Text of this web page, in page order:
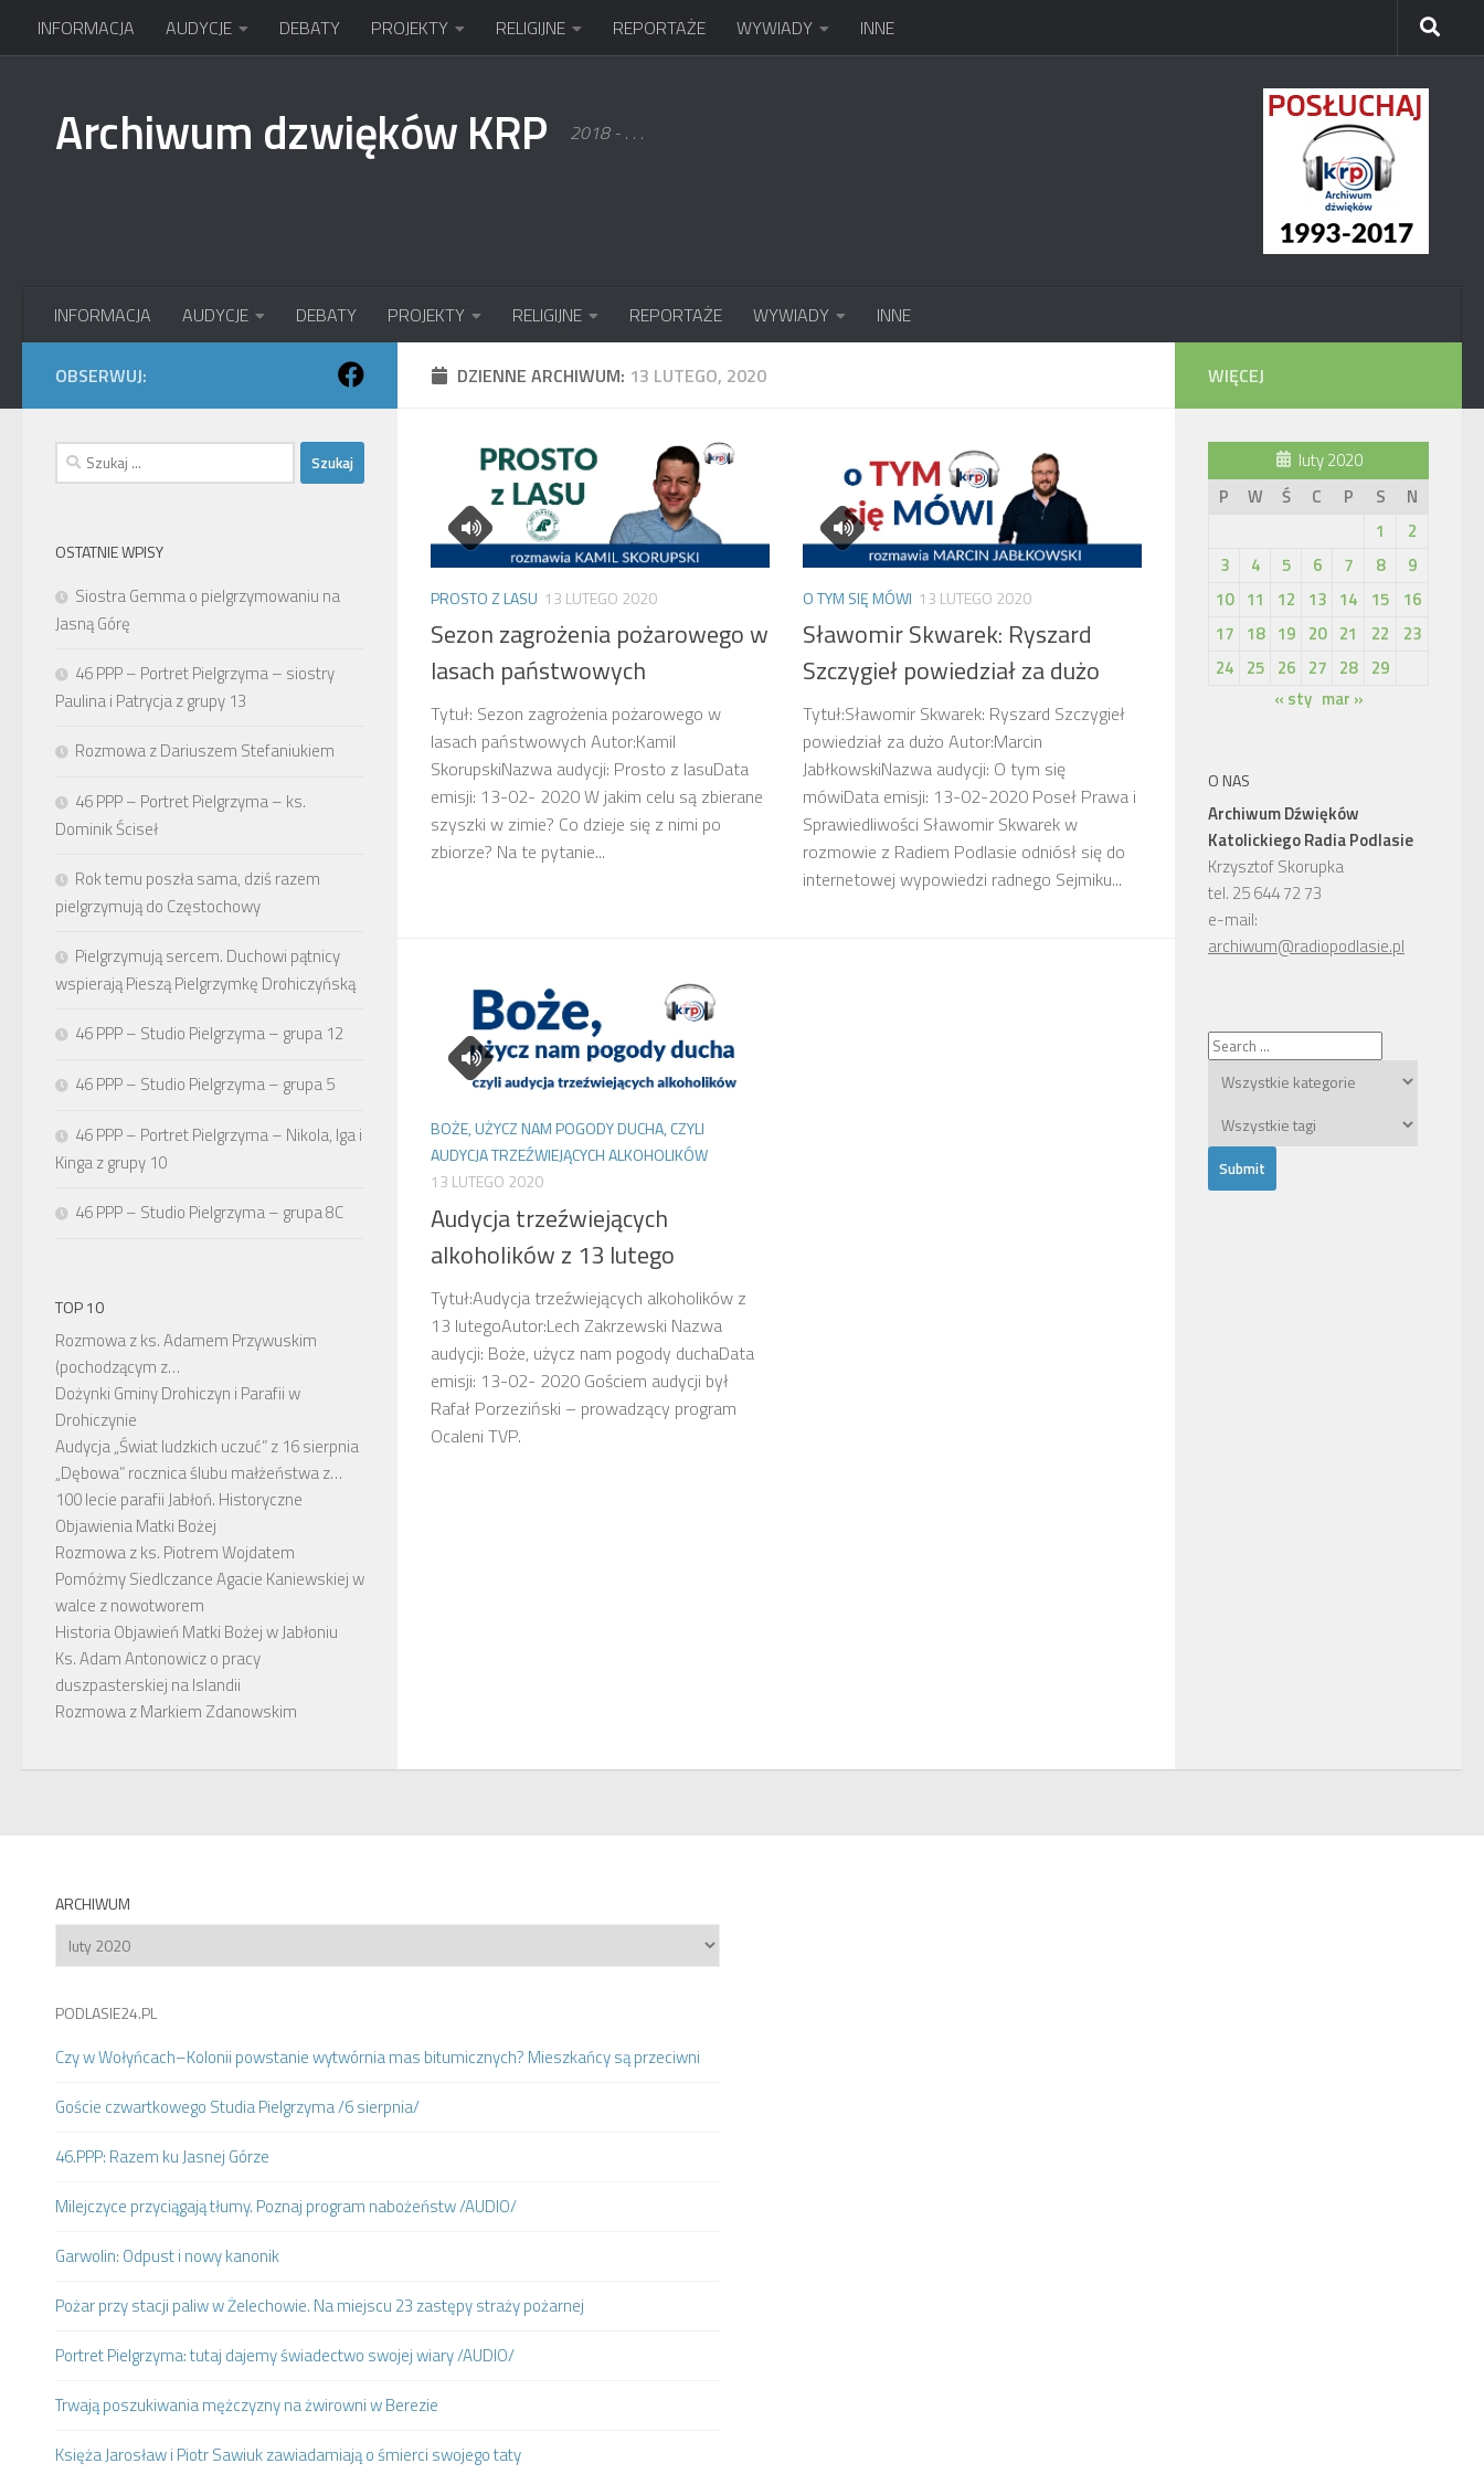
Przejdź do treści
INFORMACJA AUDYCJE DEBATY PROJEKTY RELIGIJNE REPORTAŻE WYWIADY INNE
Archiwum dzwięków KRP 2018 - . . .
INFORMACJA AUDYCJE DEBATY PROJEKTY RELIGIJNE REPORTAŻE WYWIADY INNE
DZIENNE ARCHIWUM: 13 LUTEGO, 2020
PROSTO Z LASU 13 LUTEGO 2020
Sezon zagrożenia pożarowego w
lasach państwowych
Tytuł: Sezon zagrożenia pożarowego w
lasach państwowych Autor:Kamil
SkorupskiNazwa audycji: Prosto z lasuData
emisji: 13-02- 2020 W jakim celu są zbierane
szyszki w zimie? Co dzieje się z nimi po
zbiorze? Na te pytanie...
O TYM SIĘ MÓWI 13 LUTEGO 2020
Sławomir Skwarek: Ryszard
Szczygieł powiedział za dużo
Tytuł:Sławomir Skwarek: Ryszard Szczygieł
powiedział za dużo Autor:Marcin
JabłkowskiNazwa audycji: O tym się
mówiData emisji: 13-02-2020 Poseł Prawa i
Sprawiedliwości Sławomir Skwarek w
rozmowie z Radiem Podlasie odniósł się do
internetowej wypowiedzi radnego Sejmiku...
BOŻE, UŻYCZ NAM POGODY DUCHA, CZYLI
AUDYCJA TRZEŹWIEJĄCYCH ALKOHOLIKÓW
13 LUTEGO 2020
Audycja trzeźwiejących
alkoholików z 13 lutego
Tytuł:Audycja trzeźwiejących alkoholików z
13 lutegoAutor:Lech Zakrzewski Nazwa
audycji: Boże, użycz nam pogody duchaData
emisji: 13-02- 2020 Gościem audycji był
Rafał Porzeziński – prowadzący program
Ocaleni TVP.
OBSERWUJ:
Szukaj:
OSTATNIE WPISY
Siostra Gemma o pielgrzymowaniu na
Jasną Górę
46 PPP – Portret Pielgrzyma – siostry
Paulina i Patrycja z grupy 13
Rozmowa z Dariuszem Stefaniukiem
46 PPP – Portret Pielgrzyma – ks.
Dominik Ściseł
Rok temu poszła sama, dziś razem
pielgrzymują do Częstochowy
Pielgrzymują sercem. Duchowi pątnicy
wspierają Pieszą Pielgrzymkę Drohiczyńską
46 PPP – Studio Pielgrzyma – grupa 12
46 PPP – Studio Pielgrzyma – grupa 5
46 PPP – Portret Pielgrzyma – Nikola, Iga i
Kinga z grupy 10
46 PPP – Studio Pielgrzyma – grupa 8C
TOP 10
Rozmowa z ks. Adamem Przywuskim
(pochodzącym z…
Dożynki Gminy Drohiczyn i Parafii w
Drohiczynie
Audycja „Świat ludzkich uczuć” z 16 sierpnia
„Dębowa” rocznica ślubu małżeństwa z…
100 lecie parafii Jabłoń. Historyczne
Objawienia Matki Bożej
Rozmowa z ks. Piotrem Wojdatem
Pomóżmy Siedlczance Agacie Kaniewskiej w
walce z nowotworem
Historia Objawień Matki Bożej w Jabłoniu
Ks. Adam Antonowicz o pracy
duszpasterskiej na Islandii
Rozmowa z Markiem Zdanowskim
WIĘCEJ
luty 2020
P
W Ś C P S
N
1
2
3
4 5 6 7 8
9
10 11 12 13 14 15
16
17 18 19 20 21 22
23
24 25 26 27 28
29
« sty mar »
O NAS
Archiwum Dźwięków
Katolickiego Radia Podlasie
Krzysztof Skorupka
tel. 25 644 72 73
e-mail:
archiwum@radiopodlasie.pl
ARCHIWUM
Archiwum
PODLASIE24.PL
Czy w Wołyńcach–Kolonii powstanie wytwórnia mas bitumicznych? Mieszkańcy są przeciwni
Goście czwartkowego Studia Pielgrzyma /6 sierpnia/
46.PPP: Razem ku Jasnej Górze
Milejczyce przyciągają tłumy. Poznaj program nabożeństw /AUDIO/
Garwolin: Odpust i nowy kanonik
Pożar przy stacji paliw w Żelechowie. Na miejscu 23 zastępy straży pożarnej
Portret Pielgrzyma: tutaj dajemy świadectwo swojej wiary /AUDIO/
Trwają poszukiwania mężczyzny na żwirowni w Berezie
Księża Jarosław i Piotr Sawiuk zawiadamiają o śmierci swojego taty